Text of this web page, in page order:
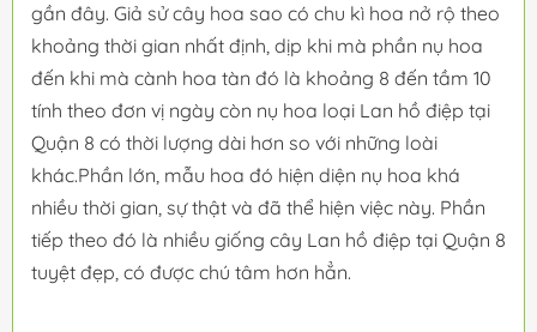
gần đây. Giả sử cây hoa sao có chu kì hoa nở rộ theo
khoảng thời gian nhất định, dịp khi mà phần nụ hoa
đến khi mà cành hoa tàn đó là khoảng 8 đến tầm 10
tính theo đơn vị ngày còn nụ hoa loại Lan hồ điệp tại
Quận 8 có thời lượng dài hơn so với những loài
khác.Phần lớn, mẫu hoa đó hiện diện nụ hoa khá
nhiều thời gian, sự thật và đã thể hiện việc này. Phần
tiếp theo đó là nhiều giống cây Lan hồ điệp tại Quận 8
tuyệt đẹp, có được chú tâm hơn hẳn.